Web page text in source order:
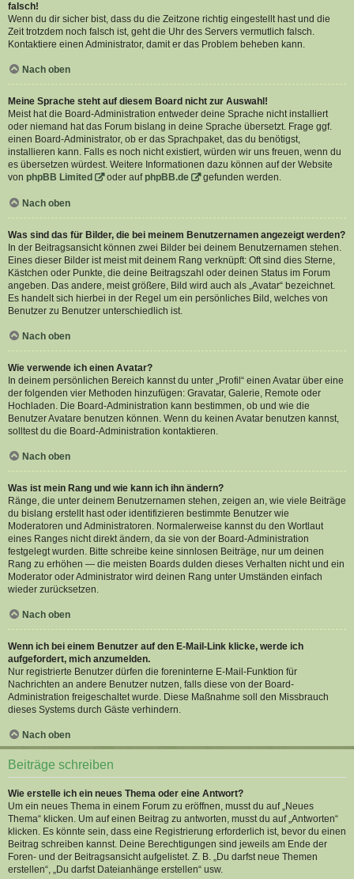
falsch!
Wenn du dir sicher bist, dass du die Zeitzone richtig eingestellt hast und die
Zeit trotzdem noch falsch ist, geht die Uhr des Servers vermutlich falsch.
Kontaktiere einen Administrator, damit er das Problem beheben kann.
Nach oben
Meine Sprache steht auf diesem Board nicht zur Auswahl!
Meist hat die Board-Administration entweder deine Sprache nicht installiert
oder niemand hat das Forum bislang in deine Sprache übersetzt. Frage ggf.
einen Board-Administrator, ob er das Sprachpaket, das du benötigst,
installieren kann. Falls es noch nicht existiert, würden wir uns freuen, wenn du
es übersetzen würdest. Weitere Informationen dazu können auf der Website
von phpBB Limited oder aufphpBB.de gefunden werden.
Nach oben
Was sind das für Bilder, die bei meinem Benutzernamen angezeigt werden?
In der Beitragsansicht können zwei Bilder bei deinem Benutzernamen stehen.
Eines dieser Bilder ist meist mit deinem Rang verknüpft: Oft sind dies Sterne,
Kästchen oder Punkte, die deine Beitragszahl oder deinen Status im Forum
angeben. Das andere, meist größere, Bild wird auch als „Avatar“ bezeichnet.
Es handelt sich hierbei in der Regel um ein persönliches Bild, welches von
Benutzer zu Benutzer unterschiedlich ist.
Nach oben
Wie verwende ich einen Avatar?
In deinem persönlichen Bereich kannst du unter „Profil“ einen Avatar über eine
der folgenden vier Methoden hinzufügen: Gravatar, Galerie, Remote oder
Hochladen. Die Board-Administration kann bestimmen, ob und wie die
Benutzer Avatare benutzen können. Wenn du keinen Avatar benutzen kannst,
solltest du die Board-Administration kontaktieren.
Nach oben
Was ist mein Rang und wie kann ich ihn ändern?
Ränge, die unter deinem Benutzernamen stehen, zeigen an, wie viele Beiträge
du bislang erstellt hast oder identifizieren bestimmte Benutzer wie
Moderatoren und Administratoren. Normalerweise kannst du den Wortlaut
eines Ranges nicht direkt ändern, da sie von der Board-Administration
festgelegt wurden. Bitte schreibe keine sinnlosen Beiträge, nur um deinen
Rang zu erhöhen — die meisten Boards dulden dieses Verhalten nicht und ein
Moderator oder Administrator wird deinen Rang unter Umständen einfach
wieder zurücksetzen.
Nach oben
Wenn ich bei einem Benutzer auf den E-Mail-Link klicke, werde ich
aufgefordert, mich anzumelden.
Nur registrierte Benutzer dürfen die foreninterne E-Mail-Funktion für
Nachrichten an andere Benutzer nutzen, falls diese von der Board-
Administration freigeschaltet wurde. Diese Maßnahme soll den Missbrauch
dieses Systems durch Gäste verhindern.
Nach oben
Beiträge schreiben
Wie erstelle ich ein neues Thema oder eine Antwort?
Um ein neues Thema in einem Forum zu eröffnen, musst du auf „Neues
Thema“ klicken. Um auf einen Beitrag zu antworten, musst du auf „Antworten“
klicken. Es könnte sein, dass eine Registrierung erforderlich ist, bevor du einen
Beitrag schreiben kannst. Deine Berechtigungen sind jeweils am Ende der
Foren- und der Beitragsansicht aufgelistet. Z. B. „Du darfst neue Themen
erstellen“, „Du darfst Dateianhänge erstellen“ usw.